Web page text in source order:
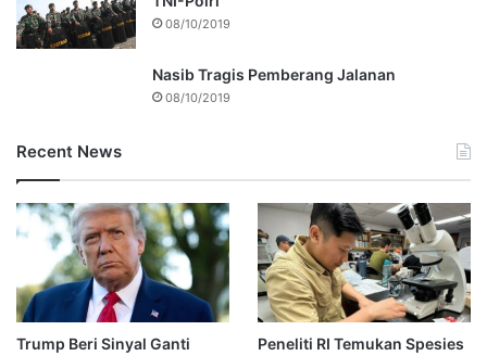
08/10/2019
Nasib Tragis Pemberang Jalanan
08/10/2019
Recent News
Trump Beri Sinyal Ganti
Peneliti RI Temukan Spesies